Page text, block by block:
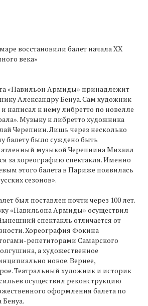
восстановили балет начала ХХ
века»
«Павильон Армиды» принадлежит
Александру Бенуа. Сам художник
написал к нему либретто по новелле
Музыку к либретто художника
Черепнин. Лишь через несколько
балету было суждено быть
музыкой Черепнина Михаил
за хореографию спектакля. Именно
этого балета в Париже появилась
сезонов».
был поставлен почти через 100 лет.
«Павильона Армиды» осуществил
спектакль отличается от
Хореография Фокина
репетиторами Самарского
а художественное
новое. Вернее,
Театральный художник и историк
осуществил реконструкцию
оформления балета по